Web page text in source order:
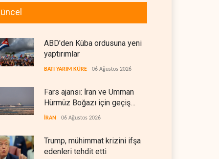
ABD'den Küba ordusuna yeni
yaptırımlar
BATI YARIM KÜRE 06 Ağustos 2026
Fars ajansı: İran ve Umman
Hürmüz Boğazı için geçiş
koridorlarında anlaştı
İRAN 06 Ağustos 2026
Trump, mühimmat krizini ifşa
edenleri tehdit etti